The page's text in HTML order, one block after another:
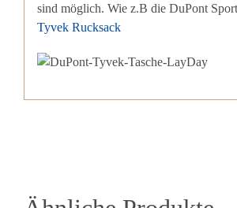
sind möglich. Wie z.B die DuPont
Tyvek Rucksack